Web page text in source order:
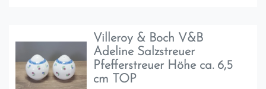
Villeroy & Boch V&B
Adeline Salzstreuer
Pfefferstreuer Höhe ca. 6,5
cm TOP